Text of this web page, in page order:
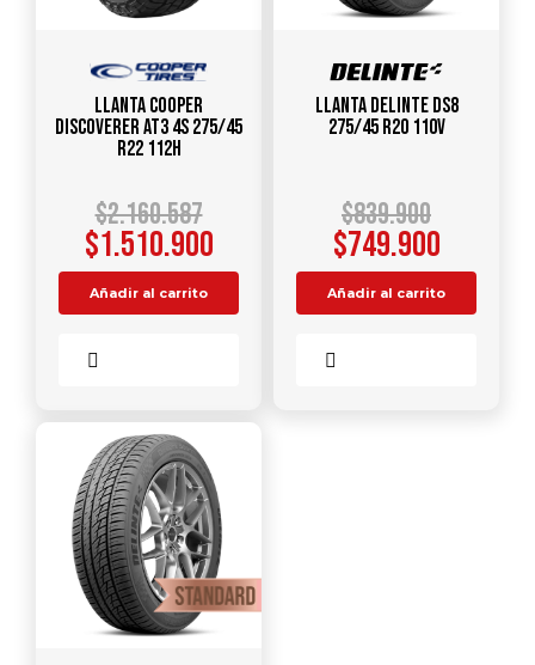
Llanta COOPER
Discoverer AT3 4S 275/45
R22 112H
$2.160.587
$1.510.900
Añadir al carrito
Llanta DELINTE DS8
275/45 R20 110V
$839.900
$749.900
Añadir al carrito